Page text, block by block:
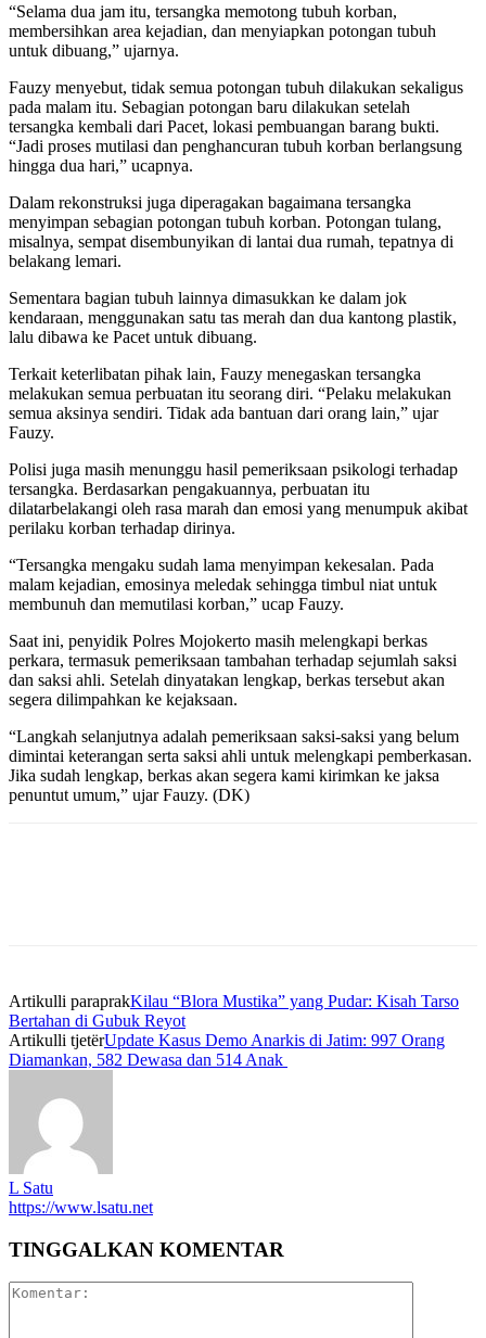
“Selama dua jam itu, tersangka memotong tubuh korban,
membersihkan area kejadian, dan menyiapkan potongan tubuh
untuk dibuang,” ujarnya.
Fauzy menyebut, tidak semua potongan tubuh dilakukan sekaligus
pada malam itu. Sebagian potongan baru dilakukan setelah
tersangka kembali dari Pacet, lokasi pembuangan barang bukti.
“Jadi proses mutilasi dan penghancuran tubuh korban berlangsung
hingga dua hari,” ucapnya.
Dalam rekonstruksi juga diperagakan bagaimana tersangka
menyimpan sebagian potongan tubuh korban. Potongan tulang,
misalnya, sempat disembunyikan di lantai dua rumah, tepatnya di
belakang lemari.
Sementara bagian tubuh lainnya dimasukkan ke dalam jok
kendaraan, menggunakan satu tas merah dan dua kantong plastik,
lalu dibawa ke Pacet untuk dibuang.
Terkait keterlibatan pihak lain, Fauzy menegaskan tersangka
melakukan semua perbuatan itu seorang diri. “Pelaku melakukan
semua aksinya sendiri. Tidak ada bantuan dari orang lain,” ujar
Fauzy.
Polisi juga masih menunggu hasil pemeriksaan psikologi terhadap
tersangka. Berdasarkan pengakuannya, perbuatan itu
dilatarbelakangi oleh rasa marah dan emosi yang menumpuk akibat
perilaku korban terhadap dirinya.
“Tersangka mengaku sudah lama menyimpan kekesalan. Pada
malam kejadian, emosinya meledak sehingga timbul niat untuk
membunuh dan memutilasi korban,” ucap Fauzy.
Saat ini, penyidik Polres Mojokerto masih melengkapi berkas
perkara, termasuk pemeriksaan tambahan terhadap sejumlah saksi
dan saksi ahli. Setelah dinyatakan lengkap, berkas tersebut akan
segera dilimpahkan ke kejaksaan.
“Langkah selanjutnya adalah pemeriksaan saksi-saksi yang belum
dimintai keterangan serta saksi ahli untuk melengkapi pemberkasan.
Jika sudah lengkap, berkas akan segera kami kirimkan ke jaksa
penuntut umum,” ujar Fauzy. (DK)
Artikulli paraprakKilau “Blora Mustika” yang Pudar: Kisah Tarso
Bertahan di Gubuk Reyot
Artikulli tjetërUpdate Kasus Demo Anarkis di Jatim: 997 Orang
Diamankan, 582 Dewasa dan 514 Anak
L Satu
https://www.lsatu.net
TINGGALKAN KOMENTAR